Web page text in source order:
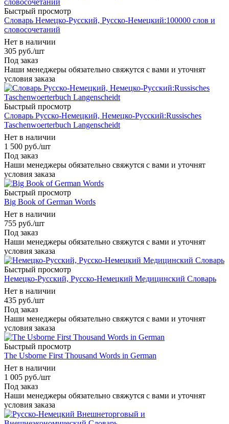
Быстрый просмотр
Словарь Немецко-Русский, Русско-Немецкий:100000 слов и
словосочетаний
Нет в наличии
305 руб./шт
Под заказ
Наши менеджеры обязательно свяжутся с вами и уточнят
условия заказа
Быстрый просмотр
Словарь Русско-Немецкий, Немецко-Русский:Russisches
Taschenwoerterbuch Langenscheidt
Нет в наличии
1 500 руб./шт
Под заказ
Наши менеджеры обязательно свяжутся с вами и уточнят
условия заказа
Быстрый просмотр
Big Book of German Words
Нет в наличии
755 руб./шт
Под заказ
Наши менеджеры обязательно свяжутся с вами и уточнят
условия заказа
Быстрый просмотр
Немецко-Русский, Русско-Немецкий Медицинский Словарь
Нет в наличии
435 руб./шт
Под заказ
Наши менеджеры обязательно свяжутся с вами и уточнят
условия заказа
Быстрый просмотр
The Usborne First Thousand Words in German
Нет в наличии
1 005 руб./шт
Под заказ
Наши менеджеры обязательно свяжутся с вами и уточнят
условия заказа